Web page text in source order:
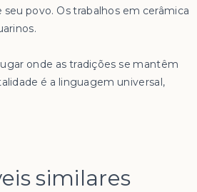
povo. Os trabalhos em cerâmica
onde as tradições se mantêm
é a linguagem universal,
similares